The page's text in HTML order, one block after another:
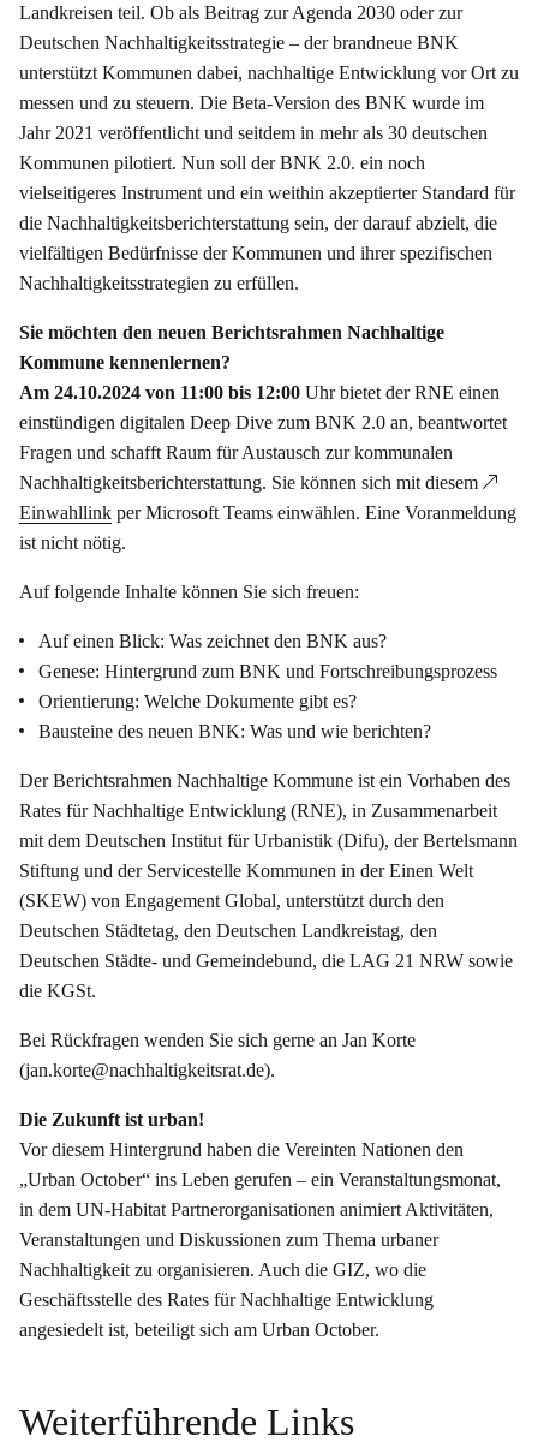
Landkreisen teil. Ob als Beitrag zur Agenda 2030 oder zur
Deutschen Nachhaltigkeitsstrategie – der brandneue BNK
unterstützt Kommunen dabei, nachhaltige Entwicklung vor Ort zu
messen und zu steuern. Die Beta-Version des BNK wurde im
Jahr 2021 veröffentlicht und seitdem in mehr als 30 deutschen
Kommunen pilotiert. Nun soll der BNK 2.0. ein noch
vielseitigeres Instrument und ein weithin akzeptierter Standard für
die Nachhaltigkeitsberichterstattung sein, der darauf abzielt, die
vielfältigen Bedürfnisse der Kommunen und ihrer spezifischen
Nachhaltigkeitsstrategien zu erfüllen.
Sie möchten den neuen Berichtsrahmen Nachhaltige
Kommune kennenlernen?
Am 24.10.2024 von 11:00 bis 12:00 Uhr bietet der RNE einen
einstündigen digitalen Deep Dive zum BNK 2.0 an, beantwortet
Fragen und schafft Raum für Austausch zur kommunalen
Nachhaltigkeitsberichterstattung. Sie können sich mit diesem
Einwahllink per Microsoft Teams einwählen. Eine Voranmeldung
ist nicht nötig.
Auf folgende Inhalte können Sie sich freuen:
Auf einen Blick: Was zeichnet den BNK aus?
Genese: Hintergrund zum BNK und Fortschreibungsprozess
Orientierung: Welche Dokumente gibt es?
Bausteine des neuen BNK: Was und wie berichten?
Der Berichtsrahmen Nachhaltige Kommune ist ein Vorhaben des
Rates für Nachhaltige Entwicklung (RNE), in Zusammenarbeit
mit dem Deutschen Institut für Urbanistik (Difu), der Bertelsmann
Stiftung und der Servicestelle Kommunen in der Einen Welt
(SKEW) von Engagement Global, unterstützt durch den
Deutschen Städtetag, den Deutschen Landkreistag, den
Deutschen Städte- und Gemeindebund, die LAG 21 NRW sowie
die KGSt.
Bei Rückfragen wenden Sie sich gerne an Jan Korte
(jan.korte@nachhaltigkeitsrat.de).
Die Zukunft ist urban!
Vor diesem Hintergrund haben die Vereinten Nationen den
„Urban October“ ins Leben gerufen – ein Veranstaltungsmonat,
in dem UN-Habitat Partnerorganisationen animiert Aktivitäten,
Veranstaltungen und Diskussionen zum Thema urbaner
Nachhaltigkeit zu organisieren. Auch die GIZ, wo die
Geschäftsstelle des Rates für Nachhaltige Entwicklung
angesiedelt ist, beteiligt sich am Urban October.
Weiterführende Links